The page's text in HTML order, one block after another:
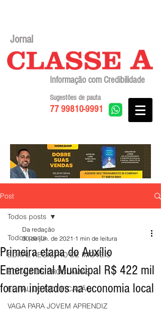
Jornal
Informação com Credibilidade
77 99810-9991
Sugestões de pauta
Post
Todos posts
EDITAL REGISTRO DE IMÓVEIS
EDITAIS DE PROCLAMAS
EDITAL DE NOTIFICAÇÃO
VAGA PARA JOVEM APRENDIZ
Todos posts
Primeira etapa do Auxílio
Emergencial Municipal R$ 422 mil
foram injetados na economia local
Da redação
30 de jun. de 2021 1 min de leitura